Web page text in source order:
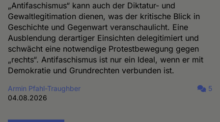
„Antifaschismus“ kann auch der Diktatur- und
Gewaltlegitimation dienen, was der kritische Blick in
Geschichte und Gegenwart veranschaulicht. Eine
Ausblendung derartiger Einsichten delegitimiert und
schwächt eine notwendige Protestbewegung gegen
„rechts“. Antifaschismus ist nur ein Ideal, wenn er mit
Demokratie und Grundrechten verbunden ist.
Armin Pfahl-Traughber
04.08.2026
5